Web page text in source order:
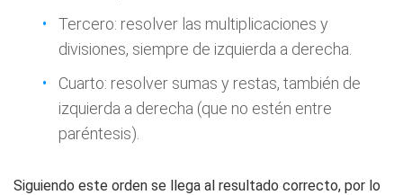
Tercero: resolver las multiplicaciones y
divisiones, siempre de izquierda a derecha.
Cuarto: resolver sumas y restas, también de
izquierda a derecha (que no estén entre
paréntesis).
Siguiendo este orden se llega al resultado correcto, por lo